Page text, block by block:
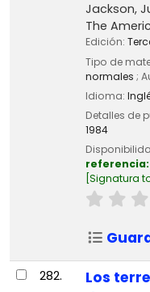
Jackson,
The
Edición:
Tipo de
normales ;
Idioma:
Detalles de
1984
referencia:
Signatura
282.
Los